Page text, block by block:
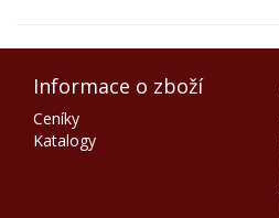
Informace o zboží
Ceníky
Katalogy